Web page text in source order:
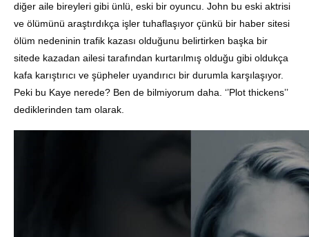
diğer aile bireyleri gibi ünlü, eski bir oyuncu. John bu eski aktrisi
ve ölümünü araştırdıkça işler tuhaflaşıyor çünkü bir haber sitesi
ölüm nedeninin trafik kazası olduğunu belirtirken başka bir
sitede kazadan ailesi tarafından kurtarılmış olduğu gibi oldukça
kafa karıştırıcı ve şüpheler uyandırıcı bir durumla karşılaşıyor.
Peki bu Kaye nerede? Ben de bilmiyorum daha. ‘’Plot thickens’’
dediklerinden tam olarak.